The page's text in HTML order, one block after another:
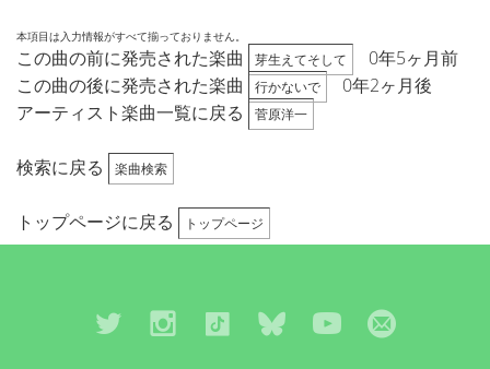
本項目は入力情報がすべて揃っておりません。
この曲の前に発売された楽曲 芽生えてそして
0年5ヶ月前
この曲の後に発売された楽曲
行かないで
0年2ヶ月後
アーティスト楽曲一覧に戻る
菅原洋一
検索に戻る 楽曲検索
トップページに戻る トップページ